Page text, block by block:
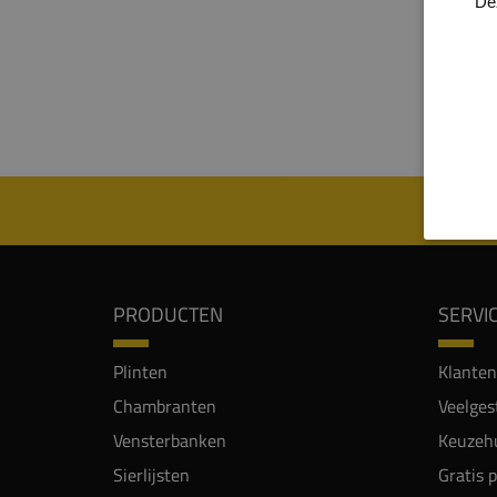
de
PRODUCTEN
Plinten
Chambranten
Vensterbanken
Sierlijsten
Gratis